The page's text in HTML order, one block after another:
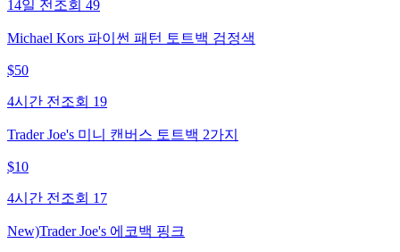
14일 전 조회 49
Michael Kors 파이썬 패턴 토트백 검정색
$50
4시간 전 조회 19
Trader Joe's 미니 캔버스 토트백 2가지
$10
4시간 전 조회 17
New)Trader Joe's 에코백 핑크